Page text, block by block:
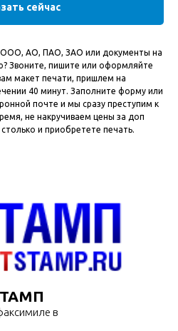
сейчас
АО, ПАО, ЗАО или документы на
Звоните, пишите или оформляйте
макет печати, пришлем на
40 минут. Заполните форму или
почте и мы сразу преступим к
не накручиваем цены за доп
и приобретете печать.
в